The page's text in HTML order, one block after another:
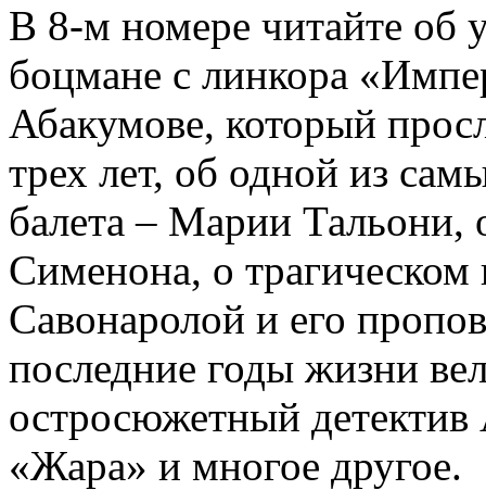
В 8-м номере читайте об
боцмане с линкора
Абакумове, который
трех лет, об одной из
балета – Марии
Сименона, о трагическом
Савонаролой и его
последние годы жизни
остросюжетный детектив
«Жара» и многое другое.